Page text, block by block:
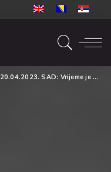
20.04.2023. SAD: Vrijeme je da iskoristimo priliku da se pozabavimo stigmom vezano za poremećaj upotrebe supstanci u zdravstvenom sistemu SAD